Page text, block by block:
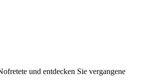
und entdecken Sie vergangene